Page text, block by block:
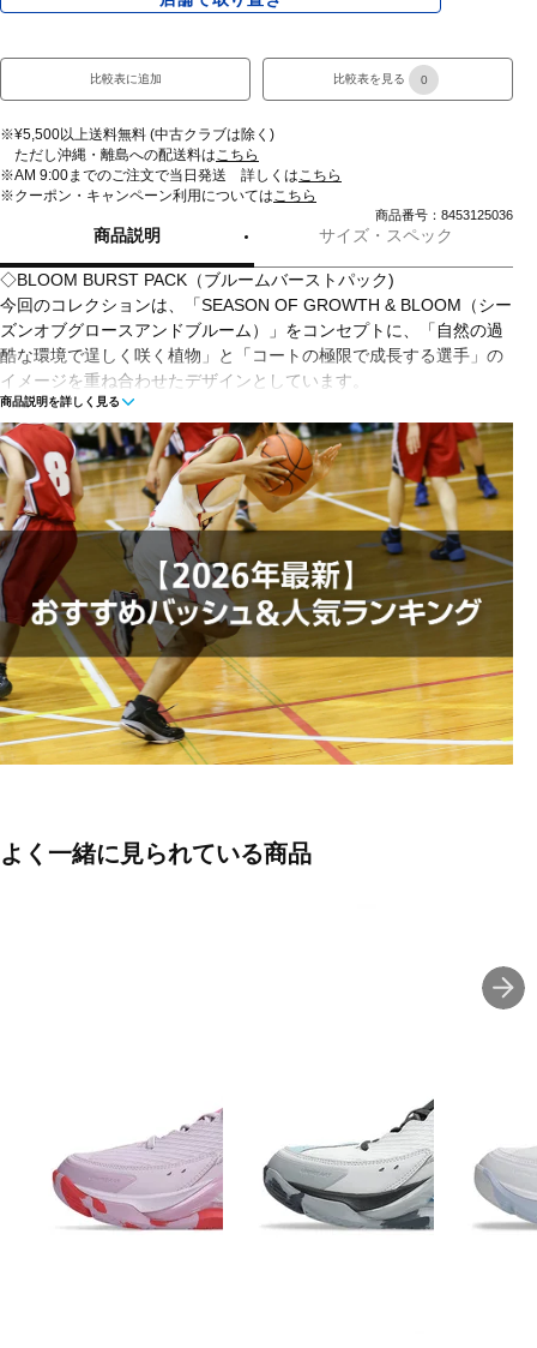
比較表に追加 比較表を見る 0
※¥5,500以上送料無料 (中古クラブは除く)
ただし沖縄・離島への配送料はこちら
※AM 9:00までのご注文で当日発送 詳しくはこちら
※クーポン・キャンペーン利用についてはこちら
商品番号：8453125036
商品説明 サイズ・スペック
◇BLOOM BURST PACK（ブルームバーストパック)
今回のコレクションは、「SEASON OF GROWTH & BLOOM（シー
ズンオブグロースアンドブルーム）」をコンセプトに、「自然の過
酷な環境で逞しく咲く植物」と「コートの極限で成長する選手」の
イメージを重ね合わせたデザインとしています。
◇激しいサイドステップと素早い切り返しを持ち味にするプレーヤ
ーのためのスタビリティモデル
◇TPU素材のサイドウォールとアッパー内部のサイドパネルが横方
向の激しい動きをサポート。
◇さらにアウターソールのX字型の屈曲溝がさまざまな方向への蹴
り出しをスムーズに。
■カラー(メーカー表記):
ネイビー(400:FRENCH BLUE/DARK TEAL)
■生産国:ベトナム
ことがあります。あくまで目安としてご判断ください。
商品説明を詳しく見る
よく一緒に見られている商品